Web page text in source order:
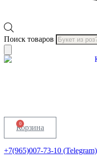
Поиск товаров
0
Корзина
+7(965)007-73-10 (Telegram)